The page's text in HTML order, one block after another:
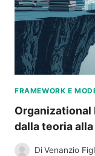
FRAMEWORK E
Organizational
dalla teoria
DiVenanzio